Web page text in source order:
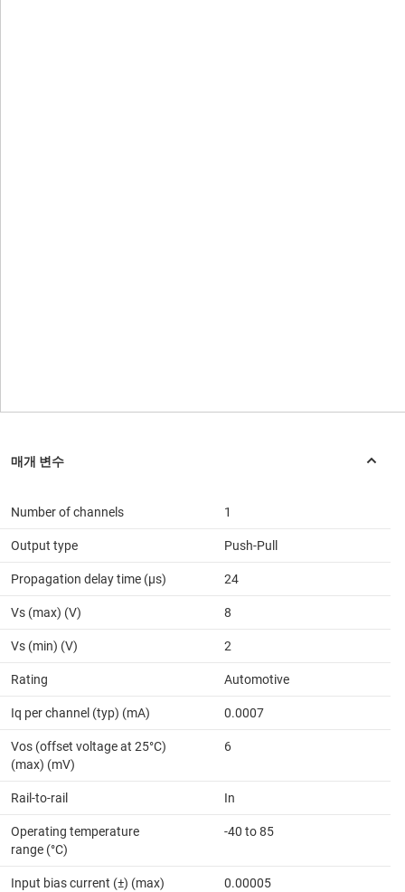
Number of channels 1
Output type Push-Pull
Propagation delay time (µs) 24
Vs (max) (V) 8
Vs (min) (V) 2
Rating Automotive
Iq per channel (typ) (mA) 0.0007
Vos (offset voltage at 25°C)
(max) (mV)
6
Rail-to-rail In
Operating temperature
range (°C)
-40 to 85
Input bias current (±) (max)
0.00005